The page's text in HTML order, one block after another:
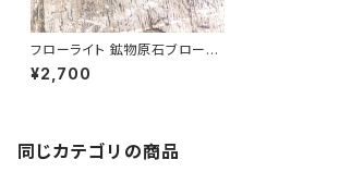
フローライト 鉱物原石ブローチ
一点もの 天然石 ハンドメイド
アクセサリー パワーストーン (N
¥2,700
同じカテゴリの商品